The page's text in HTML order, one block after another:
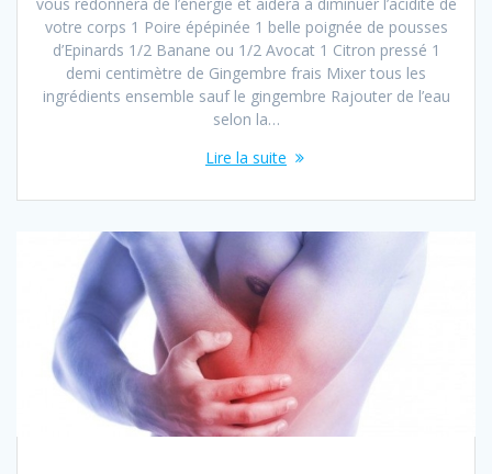
vous redonnera de l’énergie et aidera à diminuer l’acidité de
votre corps 1 Poire épépinée 1 belle poignée de pousses
d’Epinards 1/2 Banane ou 1/2 Avocat 1 Citron pressé 1
demi centimètre de Gingembre frais Mixer tous les
ingrédients ensemble sauf le gingembre Rajouter de l’eau
selon la…
Lire la suite